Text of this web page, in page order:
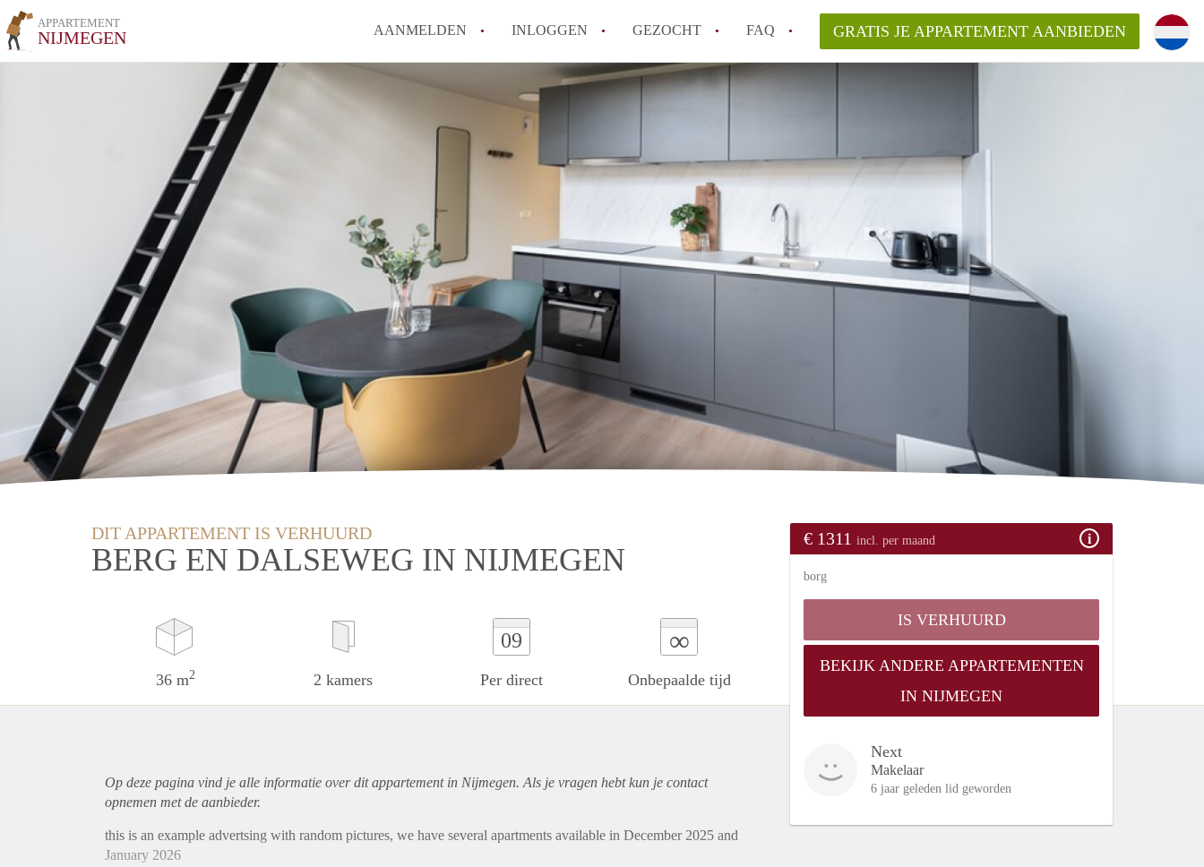
APPARTEMENT
NIJMEGEN AANMELDEN INLOGGEN GEZOCHT FAQ
Wat is de privacyverklaring van AppartementNijmegen?
Berekent AppartementNijmegen
makelaarsvergoeding/bemiddelingsvergoeding?
Is AppartementNijmegen verantwoordelijk voor het aangeboden
Appartement / Appartementen in Nijmegen?
Alle veelgestelde vragen
GRATIS JE APPARTEMENT AANBIEDEN
DIT APPARTEMENT IS VERHUURD
BERG EN DALSEWEG IN NIJMEGEN
36 m2 2 kamers
09
Per direct
∞
Onbepaalde tijd
€ 1311 incl. per maand
borg
IS VERHUURD
BEKIJK ANDERE APPARTEMENTEN
IN NIJMEGEN
Next
Makelaar
6 jaar geleden lid geworden
Op deze pagina vind je alle informatie over ditappartementin Nijmegen. Als je vragen hebt kun je contact
opnemen met de aanbieder.
this is an example advertsing with random pictures, we have several apartments available in December 2025 and
January 2026